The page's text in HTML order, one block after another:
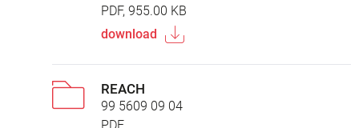
PDF, 955.00 KB
download
REACH
99 5609 09 04